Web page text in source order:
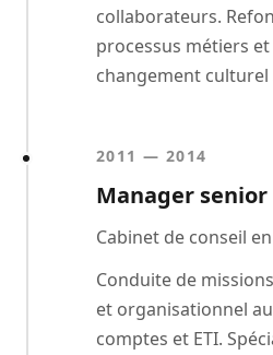
collaborateurs.
processus métiers
changement
2011 — 2014
Manager senior
Cabinet de conseil
Conduite de
et organisationnel
comptes et ETI.